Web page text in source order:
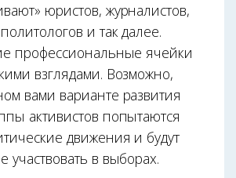
юристов, журналистов,
и так далее.
профессиональные ячейки
взглядами. Возможно,
вами варианте развития
активистов попытаются
движения и будут
участвовать в выборах.